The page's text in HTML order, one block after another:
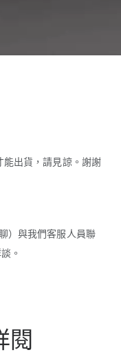
出貨，請見諒。謝謝
）與我們客服人員聯
。
閱